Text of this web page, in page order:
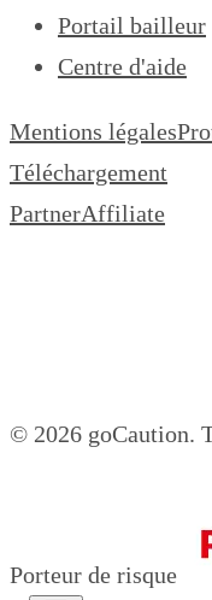
Portail bailleur
Centre d'aide
Mentions légales
Téléchargement
PartnerAffiliate
© 2026 goCaution.
Porteur de risque